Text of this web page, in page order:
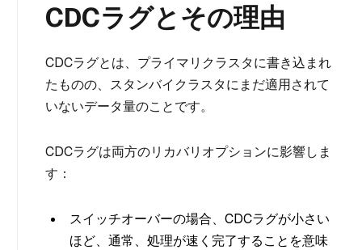
CDCラグとその理由
CDCラグとは、プライマリクラスタに書き込まれ
たものの、スタンバイクラスタにまだ適用されて
いないデータ量のことです。
CDCラグは両方のリカバリオプションに影響しま
す：
スイッチオーバーの場合、CDCラグが小さい
ほど、通常、処理が速く完了することを意味